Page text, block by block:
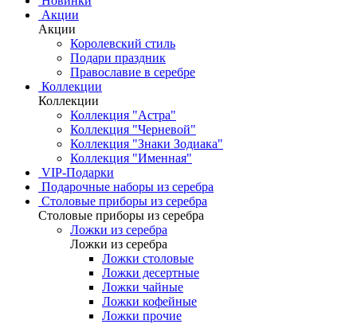
Акции
Акции
Королевский стиль
Подари праздник
Православие в серебре
Коллекции
Коллекции
Коллекция "Астра"
Коллекция "Черневой"
Коллекция "Знаки Зодиака"
Коллекция "Именная"
VIP-Подарки
Подарочные наборы из серебра
Столовые приборы из серебра
Столовые приборы из серебра
Ложки из серебра
Ложки из серебра
Ложки столовые
Ложки десертные
Ложки чайные
Ложки кофейные
Ложки прочие